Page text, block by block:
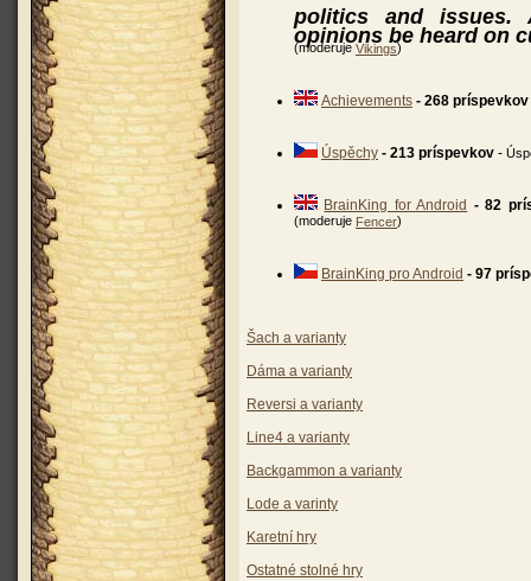
politics and issues.
opinions be heard on
(moderuje Vikings)
Achievements - 268 príspevkov
Úspěchy - 213 príspevkov -
BrainKing for Android - 82
(moderuje Fencer)
BrainKing pro Android - 97
Šach a varianty
Dáma a varianty
Reversi a varianty
Line4 a varianty
Backgammon a varianty
Lode a varinty
Karetní hry
Ostatné stolné hry